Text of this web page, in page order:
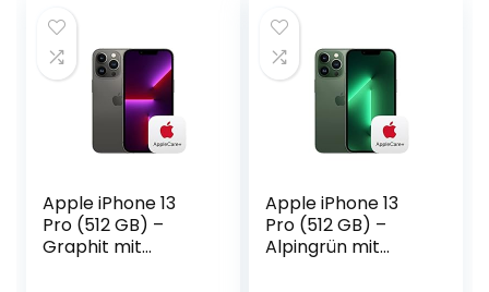
Apple iPhone 13
Pro (512 GB) –
Graphit mit
Apple iPhone 13
Pro (512 GB) –
Alpingrün mit